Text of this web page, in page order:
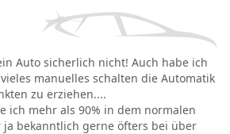
Auto sicherlich nicht! Auch habe ich
manuelles schalten die Automatik
zu erziehen....
ich mehr als 90% in dem normalen
bekanntlich gerne öfters bei über